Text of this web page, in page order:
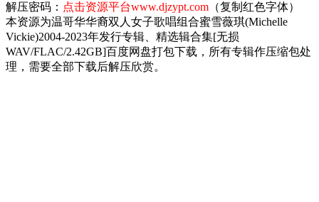
解压密码： 点击资源平台www.djzypt.com （复制红色字体）
本资源为温哥华华裔双人女子歌唱组合蜜雪薇琪(Michelle
Vickie)2004-2023年发行专辑、精选辑合集[无损
WAV/FLAC/2.42GB]百度网盘打包下载，所有专辑作压缩包处
理，需要全部下载后解压欣赏。